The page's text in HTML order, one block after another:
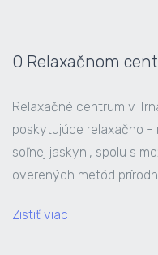
O Relaxačnom
Relaxačné centrum v
poskytujúce relaxačno -
soľnej jaskyni, spolu s
overených metód
Zistiť viac